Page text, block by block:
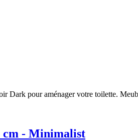
Dark pour aménager votre toilette.
cm - Minimalist